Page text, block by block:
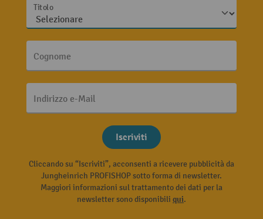
Titolo
Cognome
Indirizzo e-Mail
Iscriviti
Cliccando su “Iscriviti”, acconsenti a ricevere pubblicità da
Jungheinrich PROFISHOP sotto forma di newsletter.
Maggiori informazioni sul trattamento dei dati per la
newsletter sono disponibili qui.